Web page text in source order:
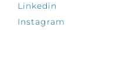
Linkedin
Instagram